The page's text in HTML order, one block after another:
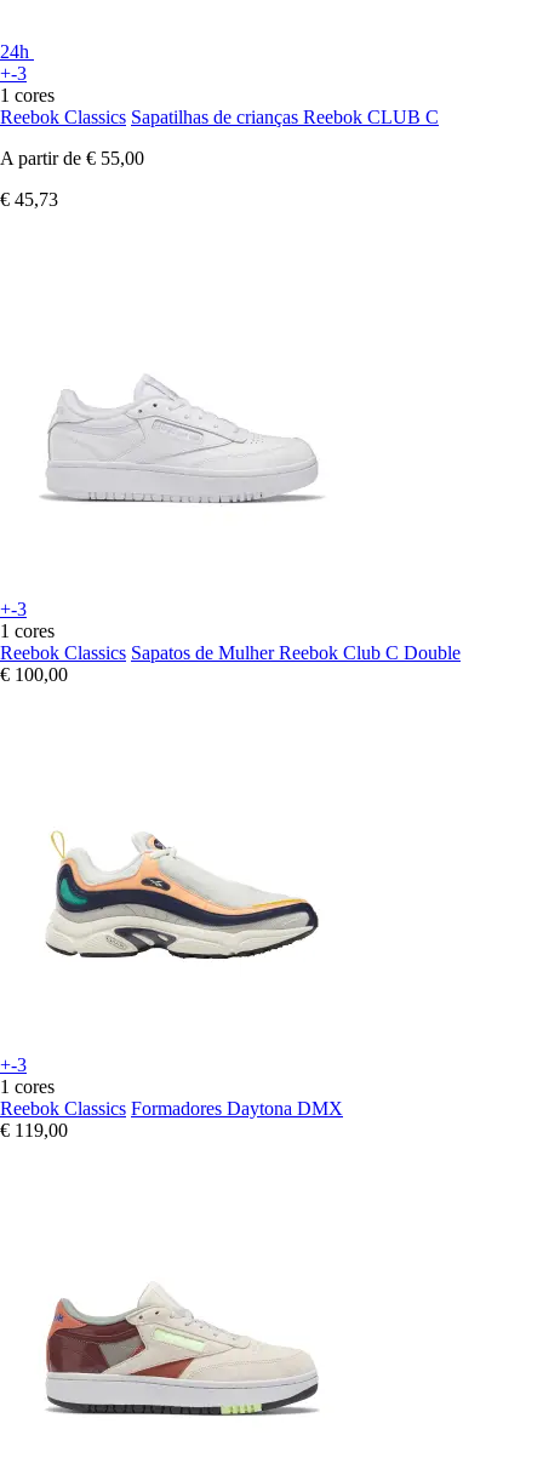
24h
+-3
1 cores
Reebok Classics Sapatilhas de crianças Reebok CLUB C
A partir de € 55,00
€ 45,73
+-3
1 cores
Reebok Classics Sapatos de Mulher Reebok Club C Double
€ 100,00
+-3
1 cores
Reebok Classics Formadores Daytona DMX
€ 119,00